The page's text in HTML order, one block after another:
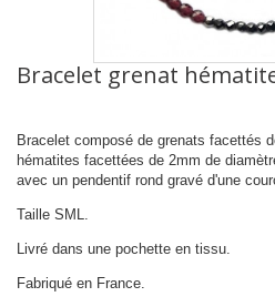
Bracelet grenat
Bracelet composé de grenats facettés
hématites facettées de 2mm de
avec un pendentif rond gravé d'une
Taille SML.
Livré dans une pochette en tissu.
Fabriqué en France.